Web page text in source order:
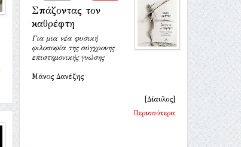
Σπάζοντας τον
καθρέφτη
Για μια νέα φυσική
φιλοσοφία της σύγχρονης
επιστημονικής γνώσης
Μάνος Δανέζης
[Δίαυλος]
Περισσότερα